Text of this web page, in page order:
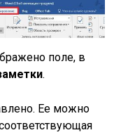
поле, в
.
Ее можно